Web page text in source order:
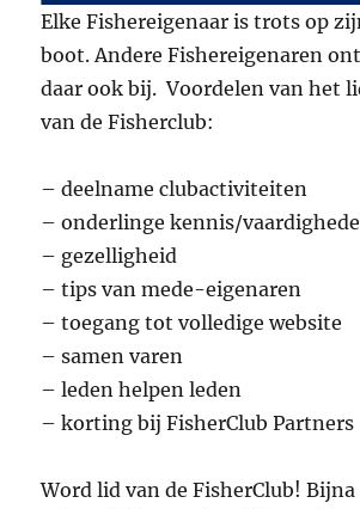
Elke Fishereigenaar is trots op
boot. Andere Fishereigenaren
daar ook bij. Voordelen van het
van de Fisherclub:
– deelname clubactiviteiten
– onderlinge kennis/
– gezelligheid
– tips van mede-eigenaren
– toegang tot volledige website
– samen varen
– leden helpen leden
– korting bij FisherClub Partners
Word lid van de FisherClub! Bijna